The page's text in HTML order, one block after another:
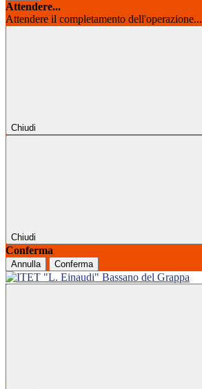
Attendere...
Attendere il completamento dell'operazione...
Chiudi
Chiudi
Conferma
Annulla Conferma